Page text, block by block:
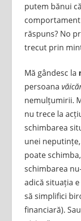
putem bănui
comportament
răspuns? No
trecut prin
Mă gândesc la
persoana
nemulțumirii.
nu trece la
schimbarea
unei
poate
schimbarea
adică situația
să simplifici
financiară).